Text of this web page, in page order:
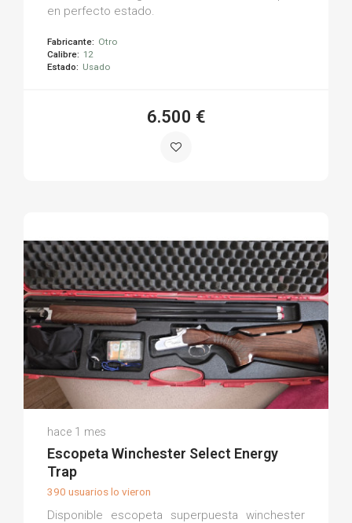
en perfecto estado.
Fabricante: Otro
Calibre: 12
Estado: Usado
6.500 €
(0)
hace 1 mes
Escopeta Winchester Select Energy
Trap
390 usuarios lo vieron
Disponible escopeta superpuesta winchester